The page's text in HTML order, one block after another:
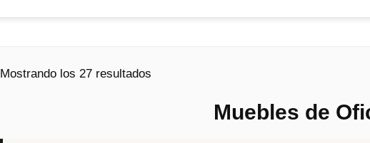
Mostrando los 27 resultados
Muebles de